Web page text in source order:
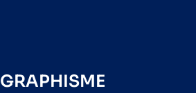
GRAPHISME